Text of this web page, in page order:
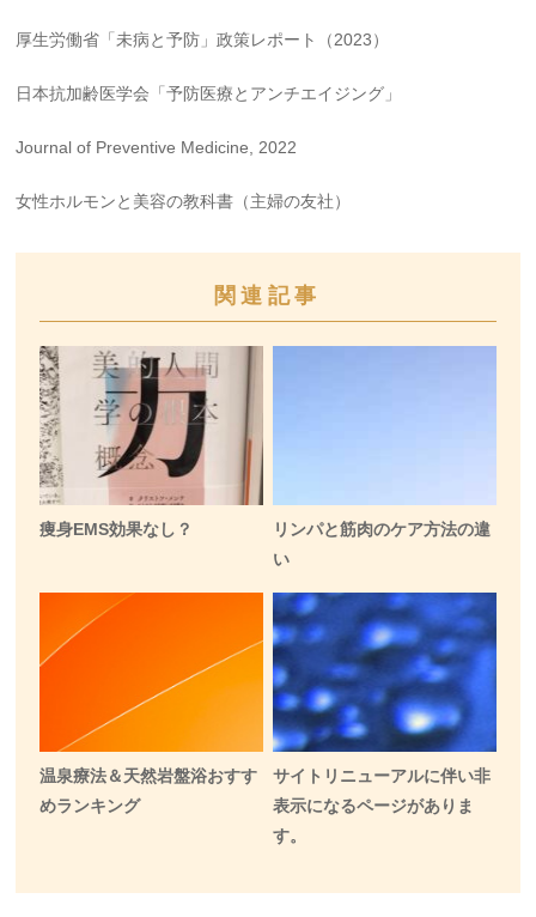
厚生労働省「未病と予防」政策レポート（2023）
日本抗加齢医学会「予防医療とアンチエイジング」
Journal of Preventive Medicine, 2022
女性ホルモンと美容の教科書（主婦の友社）
関連記事
痩身EMS効果なし？
リンパと筋肉のケア方法の違
い
温泉療法＆天然岩盤浴おすす
めランキング
サイトリニューアルに伴い非
表示になるページがありま
す。